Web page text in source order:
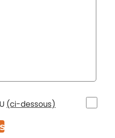
(ci-dessous)